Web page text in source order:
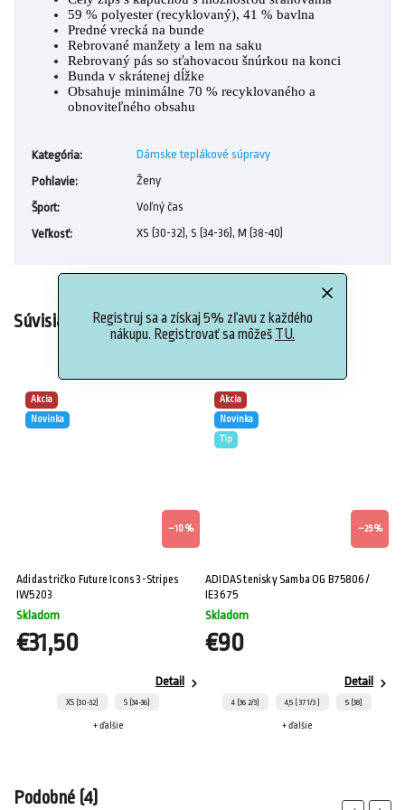
Registruj sa a získaj 5% zľavu z každého
nákupu. Registrovať sa môžeš TU.
59 % polyester (recyklovaný), 41 % bavlna
Predné vrecká na bunde
Rebrované manžety a lem na saku
Rebrovaný pás so sťahovacou šnúrkou na konci
Bunda v skrátenej dĺžke
Obsahuje minimálne 70 % recyklovaného a
obnoviteľného obsahu
Kategória:
Dámske teplákové súpravy
Pohlavie:
Ženy
Šport:
Voľný čas
Veľkosť: XS (30-32), S (34-36), M (38-40)
Súvisiaci tovar
Akcia
Novinka
–10 %
Adidas tričko Future Icons 3-Stripes
IW5203
Skladom
€31,50
Detail
XS (30-32) S (34-36)
+ ďalšie
Akcia
Novinka
Tip
–25 %
ADIDAS tenisky Samba OG B75806 /
IE3675
Skladom
€90
Detail
4 (36 2/3) 4,5 ( 37 1/3 ) 5 (38)
+ ďalšie
Podobné (4)